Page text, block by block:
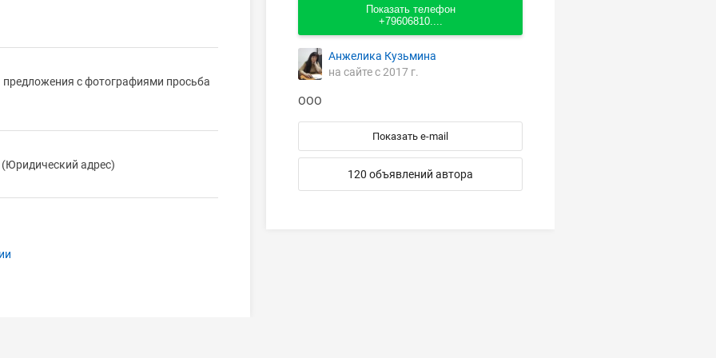
с фотографиями просьба
(Юридический адрес)
Показать телефон
+79606810....
Анжелика Кузьмина
на сайте с 2017 г.
ООО
Показать e-mail
120 объявлений автора